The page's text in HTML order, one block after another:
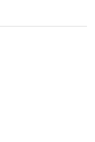
има поголема
народ. Затоа